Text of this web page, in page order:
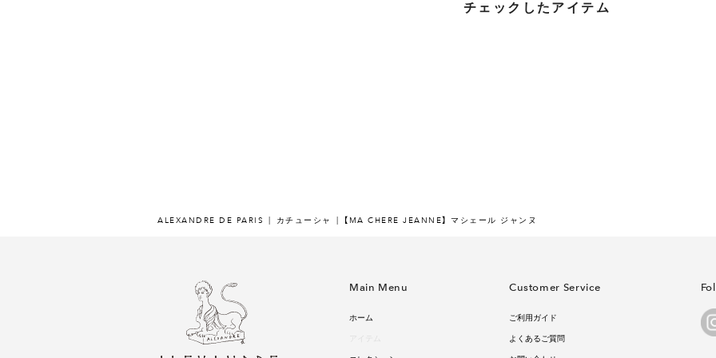
チェックしたアイテム
ALEXANDRE DE PARIS カチューシャ 【MA CHERE JEANNE】 マシェール ジャンヌ
Main Menu
ホーム
Customer Service
ご利用ガイド
よくあるご質問